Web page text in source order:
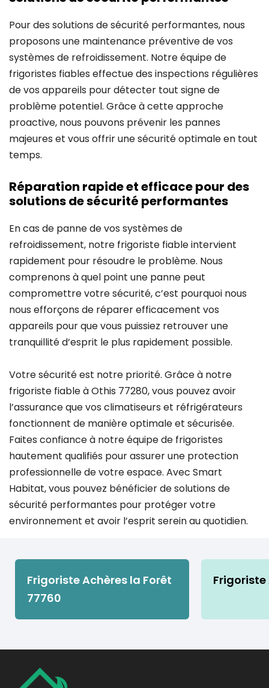
Pour des solutions de sécurité performantes, nous
proposons une maintenance préventive de vos
systèmes de refroidissement. Notre équipe de
frigoristes fiables effectue des inspections régulières
de vos appareils pour détecter tout signe de
problème potentiel. Grâce à cette approche
proactive, nous pouvons prévenir les pannes
majeures et vous offrir une sécurité optimale en tout
temps.
Réparation rapide et efficace pour des
solutions de sécurité performantes
En cas de panne de vos systèmes de
refroidissement, notre frigoriste fiable intervient
rapidement pour résoudre le problème. Nous
comprenons à quel point une panne peut
compromettre votre sécurité, c’est pourquoi nous
nous efforçons de réparer efficacement vos
appareils pour que vous puissiez retrouver une
tranquillité d’esprit le plus rapidement possible.
Votre sécurité est notre priorité. Grâce à notre
frigoriste fiable à Othis 77280, vous pouvez avoir
l’assurance que vos climatiseurs et réfrigérateurs
fonctionnent de manière optimale et sécurisée.
Faites confiance à notre équipe de frigoristes
hautement qualifiés pour assurer une protection
professionnelle de votre espace. Avec Smart
Habitat, vous pouvez bénéficier de solutions de
sécurité performantes pour protéger votre
environnement et avoir l’esprit serein au quotidien.
Frigoriste Achères la Forêt
77760
Frigoriste